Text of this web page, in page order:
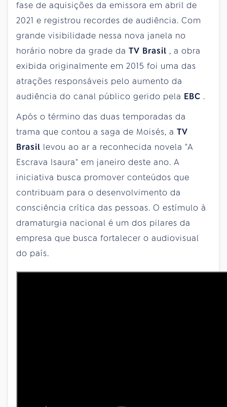
fase de aquisições da emissora em abril de
2021 e registrou recordes de audiência. Com
grande visibilidade nessa nova janela no
horário nobre da grade da TV Brasil , a obra
exibida originalmente em 2015 foi uma das
atrações responsáveis pelo aumento da
audiência do canal público gerido pela EBC .
Após o término das duas temporadas da
trama que contou a saga de Moisés, a TV
Brasil levou ao ar a reconhecida novela "A
Escrava Isaura" em janeiro deste ano. A
iniciativa busca promover conteúdos que
contribuam para o desenvolvimento da
consciência crítica das pessoas. O estímulo à
dramaturgia nacional é um dos pilares da
empresa que busca fortalecer o audiovisual
do país.